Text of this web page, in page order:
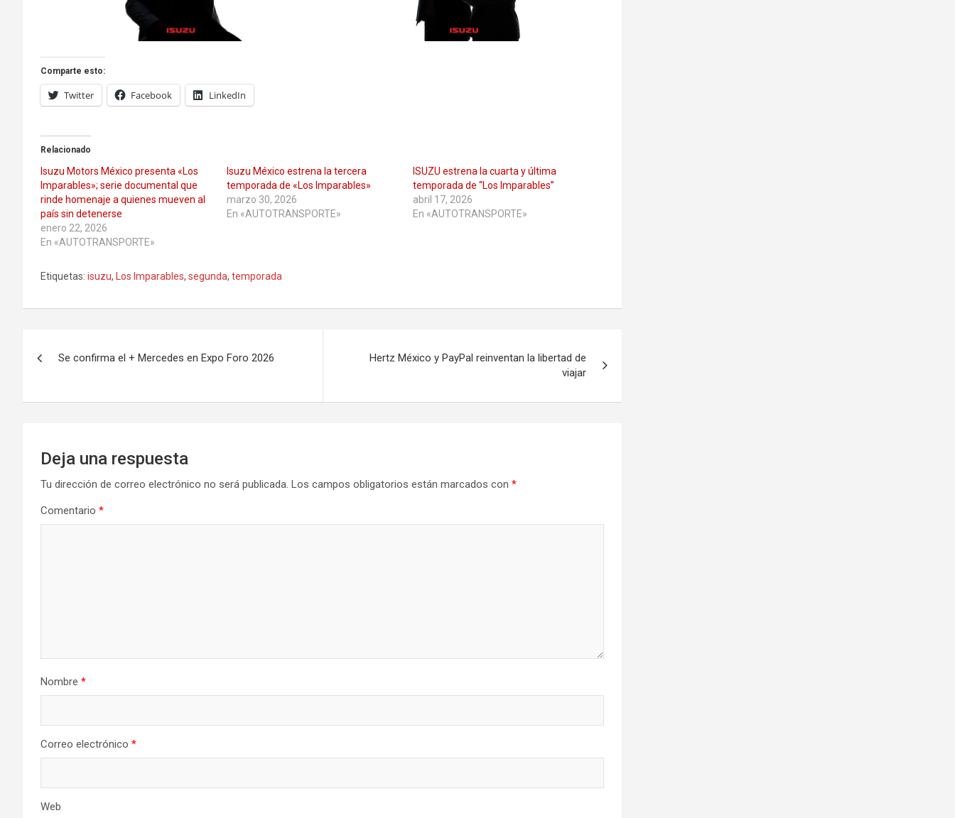
Comparte esto:
Twitter Facebook LinkedIn
Relacionado
Isuzu Motors México presenta «Los
Imparables»; serie documental que
rinde homenaje a quienes mueven al
país sin detenerse
enero 22, 2026
En «AUTOTRANSPORTE»
Isuzu México estrena la tercera
temporada de «Los Imparables»
marzo 30, 2026
En «AUTOTRANSPORTE»
ISUZU estrena la cuarta y última
temporada de “Los Imparables”
abril 17, 2026
En «AUTOTRANSPORTE»
Etiquetas: isuzu, Los Imparables, segunda, temporada
entradas
Se confirma el + Mercedes en Expo Foro 2026
Hertz México y PayPal reinventan la libertad de
viajar
Deja una respuesta
Tu dirección de correo electrónico no será publicada. Los campos obligatorios están marcados con *
Comentario *
Nombre *
Correo electrónico *
Web